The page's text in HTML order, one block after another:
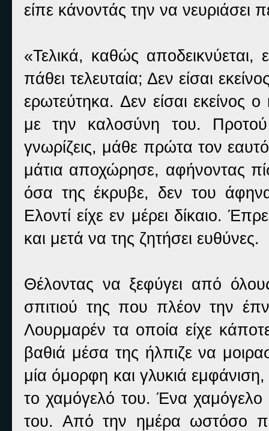
είπε κάνοντάς την να νευριάσει
«Τελικά, καθώς
πάθει τελευταία; Δεν είσαι
ερωτεύτηκα. Δεν είσαι εκείνος
με την καλοσύνη του.
γνωρίζεις, μάθε πρώτα τον
μάτια αποχώρησε, αφήνοντας
όσα της έκρυβε, δεν του
Ελοντί είχε εν μέρει δίκαιο.
και μετά να της ζητήσει ευθύνες.
Θέλοντας να ξεφύγει από
σπιτιού της που πλέον την
Λουρμαρέν τα οποία είχε
βαθιά μέσα της ήλπιζε να
μία όμορφη και γλυκιά
το χαμόγελό του. Ένα
του. Από την ημέρα ωστόσο